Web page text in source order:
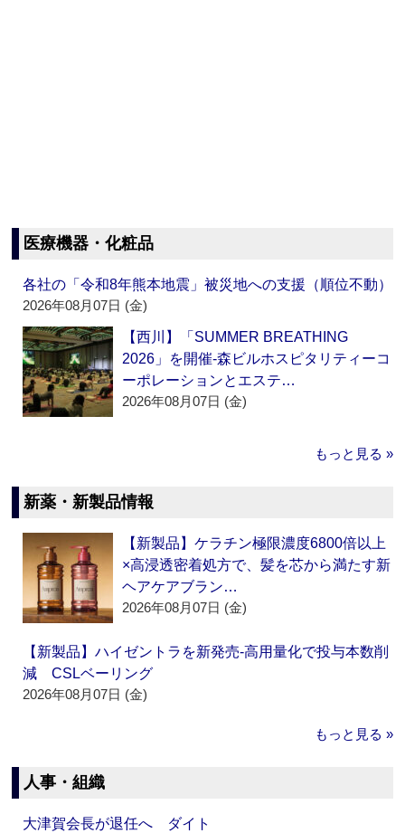
医療機器・化粧品
各社の「令和8年熊本地震」被災地への支援（順位不動）
2026年08月07日 (金)
【西川】「SUMMER BREATHING
2026」を開催‐森ビルホスピタリティーコ
ーポレーションとエステ…
2026年08月07日 (金)
もっと見る »
新薬・新製品情報
【新製品】ケラチン極限濃度6800倍以上
×高浸透密着処方で、髪を芯から満たす新
ヘアケアブラン…
2026年08月07日 (金)
【新製品】ハイゼントラを新発売‐高用量化で投与本数削
減 CSLベーリング
2026年08月07日 (金)
もっと見る »
人事・組織
大津賀会長が退任へ ダイト